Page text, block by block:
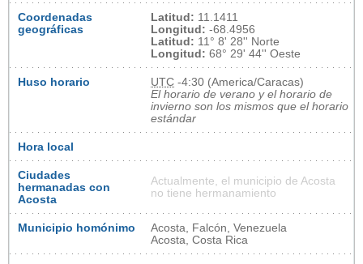
Coordenadas
geográficas
Latitud: 11.1411
Longitud: -68.4956
Latitud: 11° 8' 28'' Norte
Longitud: 68° 29' 44'' Oeste
Huso horario UTC -4:30 (America/Caracas)
El horario de verano y el horario de
invierno son los mismos que el horario
estándar
Hora local
Ciudades
hermanadas con
Acosta
Actualmente, el municipio de Acosta
no tiene hermanamiento
Municipio homónimo
Acosta, Falcón, Venezuela
Acosta, Costa Rica